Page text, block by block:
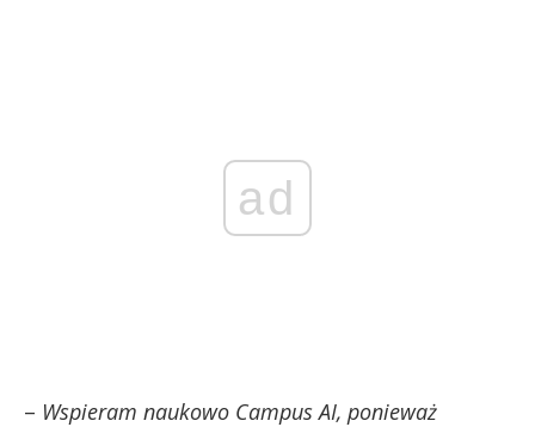
ad
– Wspieram naukowo Campus AI, ponieważ